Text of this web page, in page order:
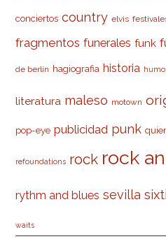
conciertos country elvis
fragmentos funerales funk
de berlín hagiografia historia
literatura maleso motown
pop-eye publicidad punk
refoundations rock rock
rythm and blues sevilla
waits